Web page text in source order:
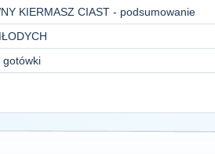
KIERMASZ CIAST - podsumowanie
gotówki